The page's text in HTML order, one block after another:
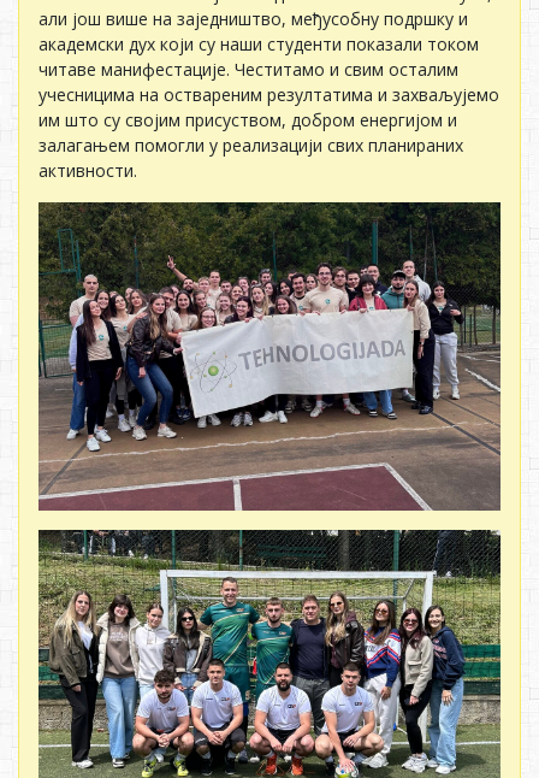
али још више на заједништво, међусобну подршку и
академски дух који су наши студенти показали током
читаве манифестације. Честитамо и свим осталим
учесницима на оствареним резултатима и захваљујемо
им што су својим присуством, добром енергијом и
залагањем помогли у реализацији свих планираних
активности.